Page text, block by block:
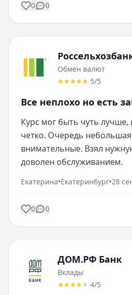
0 0
Обмен валют
5/5
Все неплохо но есть
Курс мог быть чуть
четко. Очередь
внимательные. Взял
доволен обслуживанием.
Екатерина•Екатеринбург•28
0 0
ДОМ.РФ Банк
Вклады
4/5